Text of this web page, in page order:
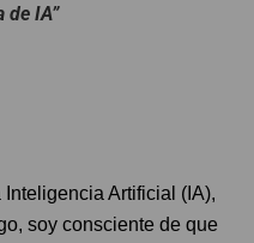
de IA”
Artificial (IA),
soy consciente de que